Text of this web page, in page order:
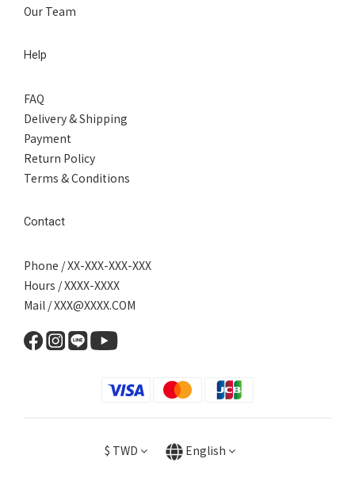
Our Team
Help
FAQ
Delivery & Shipping
Payment
Return Policy
Terms & Conditions
Contact
Phone / XX-XXX-XXX-XXX
Hours / XXXX-XXXX
Mail / XXX@XXXX.COM
$ TWD English